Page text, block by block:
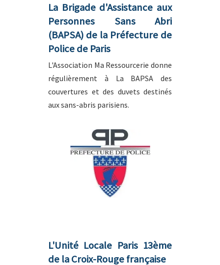
La Brigade d'Assistance aux
Personnes Sans Abri
(BAPSA) de la Préfecture de
Police de Paris
L'Association Ma Ressourcerie donne
régulièrement à La BAPSA des
couvertures et des duvets destinés
aux sans-abris parisiens.
L'Unité Locale Paris 13ème
de la Croix-Rouge française